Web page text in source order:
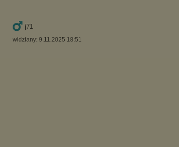
j71
widziany: 9.11.2025 18:51